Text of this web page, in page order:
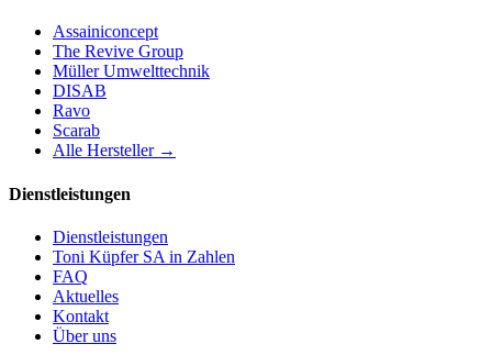
Assainiconcept
The Revive Group
Müller Umwelttechnik
DISAB
Ravo
Scarab
Alle Hersteller →
Dienstleistungen
Dienstleistungen
Toni Küpfer SA in Zahlen
FAQ
Aktuelles
Kontakt
Über uns